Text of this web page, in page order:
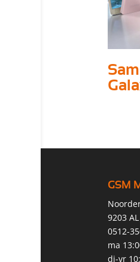
GSM
9203
0512-
ma
di-vr